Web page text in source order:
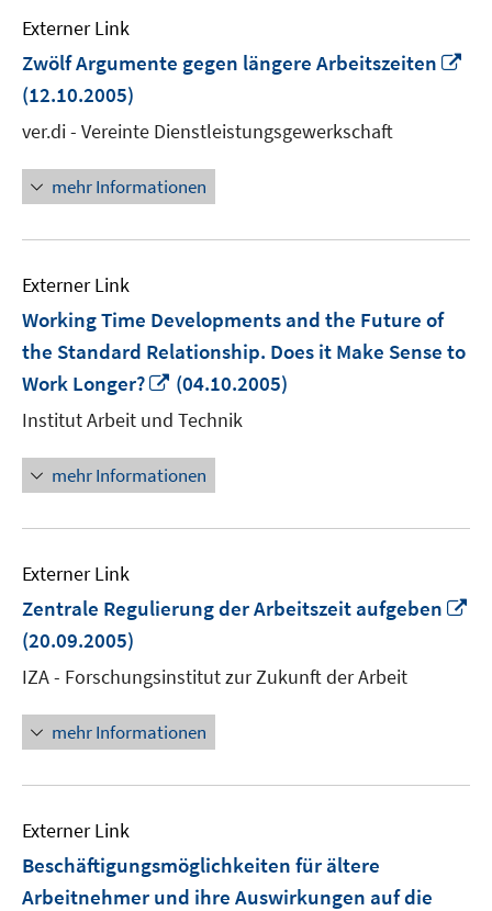
Externer Link
Zwölf Argumente gegen längere Arbeitszeiten
(12.10.2005)
ver.di - Vereinte Dienstleistungsgewerkschaft
mehr Informationen
Externer Link
Working Time Developments and the Future of
the Standard Relationship. Does it Make Sense to
Work Longer?
In
neuem
Fenster
öffnen
(04.10.2005)
Institut Arbeit und Technik
mehr Informationen
Externer Link
Zentrale Regulierung der Arbeitszeit aufgeben
(20.09.2005)
IZA - Forschungsinstitut zur Zukunft der Arbeit
mehr Informationen
Externer Link
Beschäftigungsmöglichkeiten für ältere
Arbeitnehmer und ihre Auswirkungen auf die